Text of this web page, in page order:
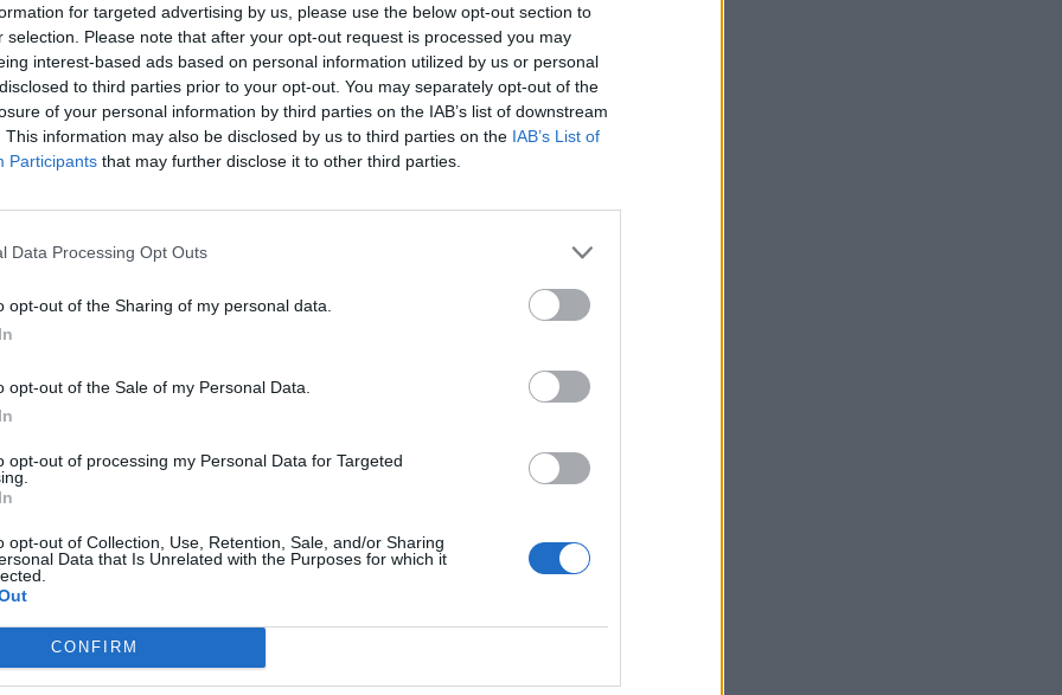
for targeted advertising by us, please use the below opt-out section to
selection. Please note that after your opt-out request is processed you may
interest-based ads based on personal information utilized by us or personal
to third parties prior to your opt-out. You may separately opt-out of the
of your personal information by third parties on the IAB’s list of downstream
This information may also be disclosed by us to third parties on the IAB’s List of
Participants that may further disclose it to other third parties.
Data Processing Opt Outs
opt-out of the Sharing of my personal data.
opt-out of the Sale of my Personal Data.
opt-out of processing my Personal Data for Targeted
opt-out of Collection, Use, Retention, Sale, and/or Sharing
Data that Is Unrelated with the Purposes for which it
CONFIRM
5 Sector a Antigua Nuevo León
Del Paseo Residencial 5 Sector y Antigua